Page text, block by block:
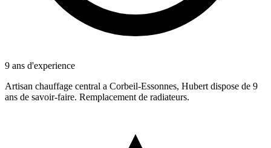
9 ans d'experience
Artisan chauffage central a Corbeil-Essonnes, Hubert dispose de 9
ans de savoir-faire. Remplacement de radiateurs.